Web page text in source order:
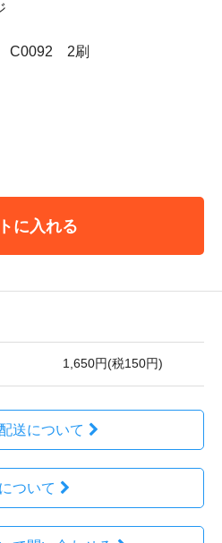
C0092 2刷
に入れる
1,650円(税150円)
送について
ついて